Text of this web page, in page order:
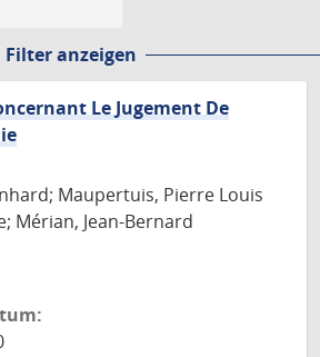
Filter anzeigen
Le Jugement De
Maupertuis, Pierre Louis
Mérian, Jean-Bernard